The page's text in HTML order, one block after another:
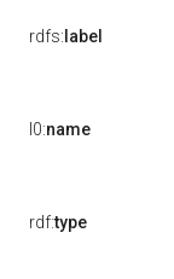
rdfs: label
l0:name
rdf:type